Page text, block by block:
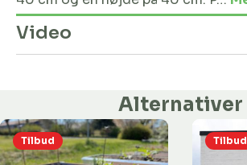
Video
Alternativer
Tilbud Tilbud